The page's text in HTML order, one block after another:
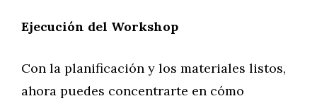
Ejecución del Workshop
Con la planificación y los materiales listos,
ahora puedes concentrarte en cómo